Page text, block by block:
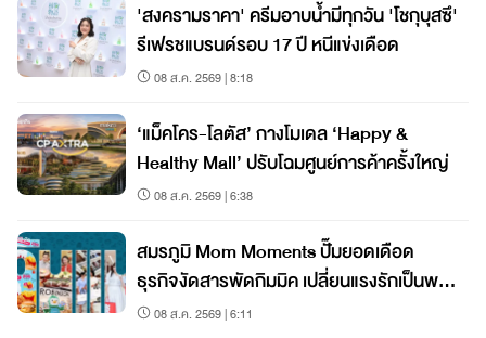
'สงครามราคา' ครีมอาบน้ำมีทุกวัน 'โชกุบุสซึ'
รีเฟรชแบรนด์รอบ 17 ปี หนีแข่งเดือด
08 ส.ค. 2569 | 8:18
‘แม็คโคร-โลตัส’ กางโมเดล ‘Happy &
Healthy Mall’ ปรับโฉมศูนย์การค้าครั้งใหญ่
08 ส.ค. 2569 | 6:38
สมรภูมิ Mom Moments ปั๊มยอดเดือด
ธุรกิจงัดสารพัดกิมมิค เปลี่ยนแรงรักเป็นพลัง
ช้อป!08 ส.ค. 2569 | 6:11